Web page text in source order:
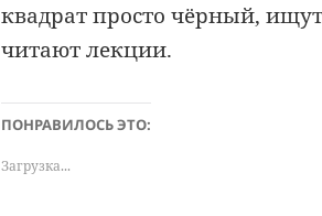
квадрат просто чёрный,
читают лекции.
ПОНРАВИЛОСЬ ЭТО:
Загрузка...